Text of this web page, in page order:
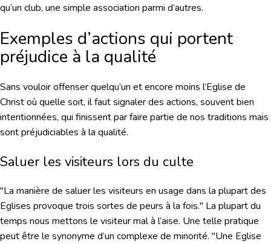
qu’un club, une simple association parmi d’autres.
Exemples d’actions qui portent
préjudice à la qualité
Sans vouloir offenser quelqu’un et encore moins l’Eglise de
Christ où quelle soit, il faut signaler des actions, souvent bien
intentionnées, qui finissent par faire partie de nos traditions mais
sont préjudiciables à la qualité.
Saluer les visiteurs lors du culte
"La manière de saluer les visiteurs en usage dans la plupart des
Eglises provoque trois sortes de peurs à la fois." La plupart du
temps nous mettons le visiteur mal à l’aise. Une telle pratique
peut être le synonyme d’un complexe de minorité. "Une Eglise